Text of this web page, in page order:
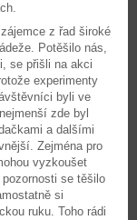
z řad široké
Potěšilo nás,
se přišli na akci
experimenty
byli ve
zde byl
a dalšími
Zejména pro
vyzkoušet
se těšilo
si
ruku. Toho rádi